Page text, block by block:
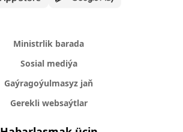
Ministrlik barada
Sosial mediýa
Gaýragoýulmasyz jaň
Gerekli websaýtlar